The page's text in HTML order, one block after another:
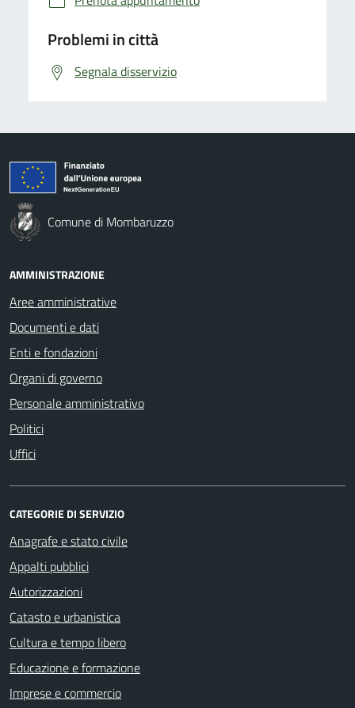
Problemi in città
Segnala disservizio
Comune di Mombaruzzo
AMMINISTRAZIONE
Aree amministrative
Documenti e dati
Enti e fondazioni
Organi di governo
Personale amministrativo
Politici
Uffici
CATEGORIE DI SERVIZIO
Anagrafe e stato civile
Appalti pubblici
Autorizzazioni
Catasto e urbanistica
Cultura e tempo libero
Educazione e formazione
Imprese e commercio